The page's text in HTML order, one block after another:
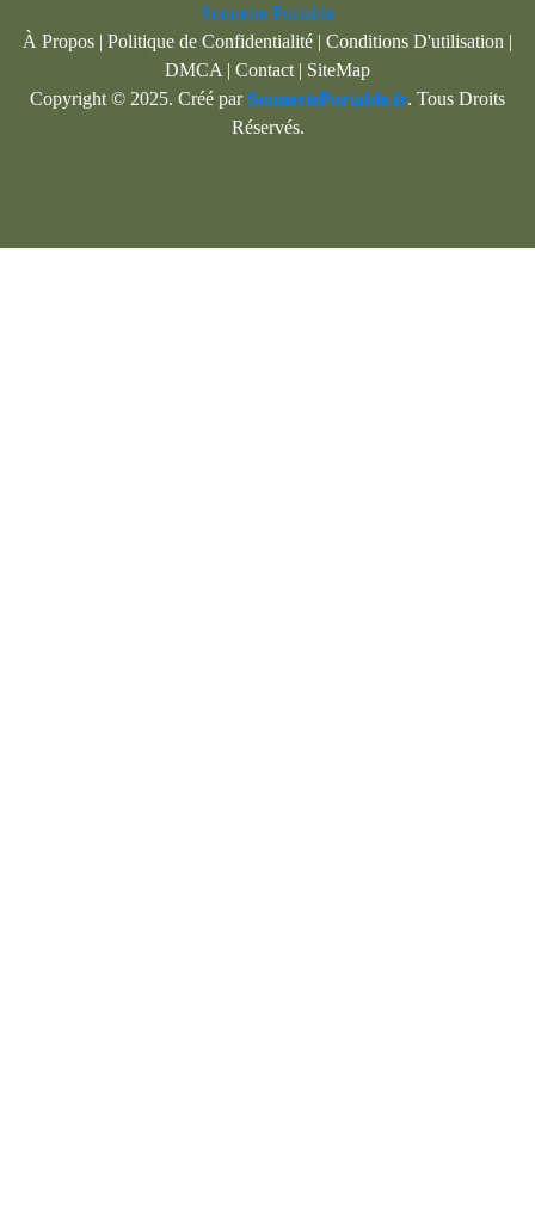
Sonnerie Portable
À Propos | Politique de Confidentialité | Conditions D'utilisation |
DMCA | Contact | SiteMap
Copyright © 2025. Créé parSonneriePortable.fr. Tous Droits
Réservés.